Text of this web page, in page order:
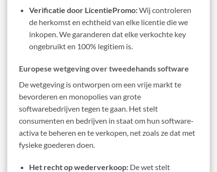
Verificatie door LicentiePromo:Wij controleren
de herkomst en echtheid van elke licentie die we
inkopen. We garanderen dat elke verkochte key
ongebruikt en 100% legitiem is.
Europese wetgeving over tweedehands software
De wetgeving is ontworpen om een vrije markt te
bevorderen en monopolies van grote
softwarebedrijven tegen te gaan. Het stelt
consumenten en bedrijven in staat om hun software-
activa te beheren en te verkopen, net zoals ze dat met
fysieke goederen doen.
Het recht op wederverkoop:De wet stelt